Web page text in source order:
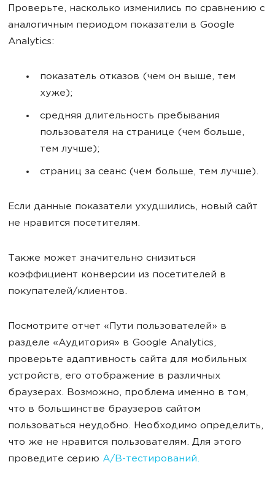
Проверьте, насколько изменились по сравнению с
аналогичным периодом показатели в Google
Analytics:
показатель отказов (чем он выше, тем
хуже);
средняя длительность пребывания
пользователя на странице (чем больше,
тем лучше);
страниц за сеанс (чем больше, тем лучше).
Если данные показатели ухудшились, новый сайт
не нравится посетителям.
Также может значительно снизиться
коэффициент конверсии из посетителей в
покупателей/клиентов.
Посмотрите отчет «Пути пользователей» в
разделе «Аудитория» в Google Analytics,
проверьте адаптивность сайта для мобильных
устройств, его отображение в различных
браузерах. Возможно, проблема именно в том,
что в большинстве браузеров сайтом
пользоваться неудобно. Необходимо определить,
что же не нравится пользователям. Для этого
проведите серию A/B-тестирований.